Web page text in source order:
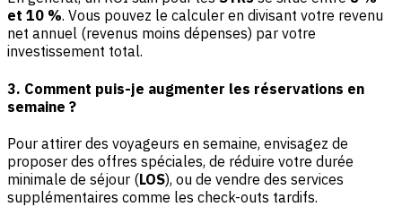
et 10 %. Vous pouvez le calculer en divisant votre revenu
net annuel (revenus moins dépenses) par votre
investissement total.
3. Comment puis-je augmenter les réservations en
semaine ?
Pour attirer des voyageurs en semaine, envisagez de
proposer des offres spéciales, de réduire votre durée
minimale de séjour (LOS), ou de vendre des services
supplémentaires comme les check-outs tardifs.